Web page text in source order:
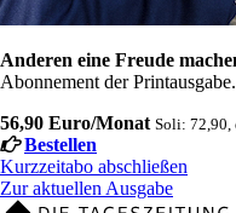
Anderen eine Freude
Abonnement der Printausgabe.
56,90 Euro/Monat Soli: 72,90,
Bestellen
Kurzzeitabo abschließen
Zur aktuellen Ausgabe